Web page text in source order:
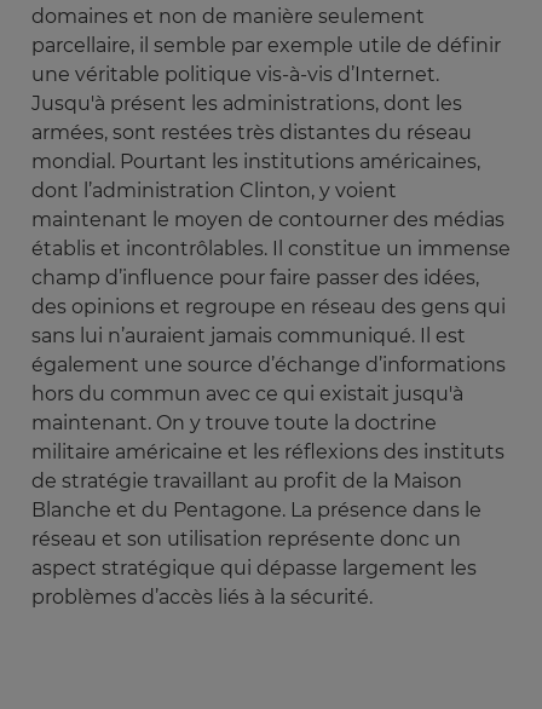
domaines et non de manière seulement
parcellaire, il semble par exemple utile de définir
une véritable politique vis-à-vis d’Internet.
Jusqu'à présent les administrations, dont les
armées, sont restées très distantes du réseau
mondial. Pourtant les institutions américaines,
dont l’administration Clinton, y voient
maintenant le moyen de contourner des médias
établis et incontrôlables. Il constitue un immense
champ d’influence pour faire passer des idées,
des opinions et regroupe en réseau des gens qui
sans lui n’auraient jamais communiqué. Il est
également une source d’échange d’informations
hors du commun avec ce qui existait jusqu'à
maintenant. On y trouve toute la doctrine
militaire américaine et les réflexions des instituts
de stratégie travaillant au profit de la Maison
Blanche et du Pentagone. La présence dans le
réseau et son utilisation représente donc un
aspect stratégique qui dépasse largement les
problèmes d’accès liés à la sécurité.